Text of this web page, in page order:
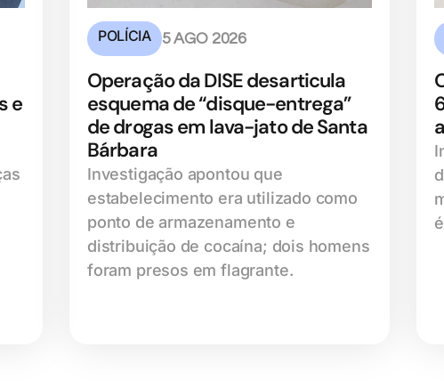
e
POLÍCIA 5 AGO 2026
Operação da DISE desarticula
esquema de “disque-entrega”
de drogas em lava-jato de Santa
Bárbara
Investigação apontou que
estabelecimento era utilizado como
ponto de armazenamento e
distribuição de cocaína; dois homens
foram presos em flagrante.